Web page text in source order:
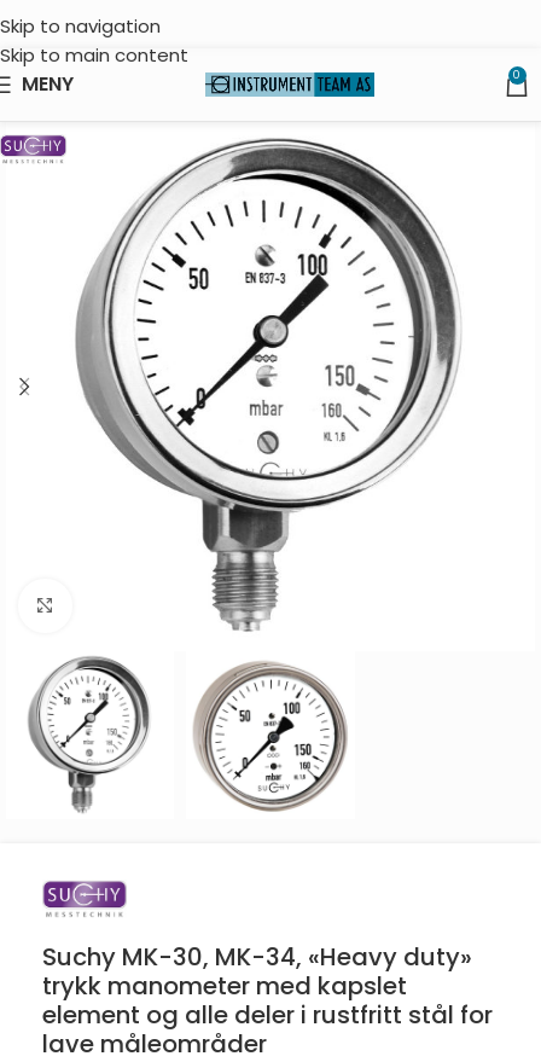
Skip to navigation
Skip to main content
MENY 0
Suchy MK-30, MK-34, «Heavy duty»
trykk manometer med kapslet
element og alle deler i rustfritt stål for
lave måleområder